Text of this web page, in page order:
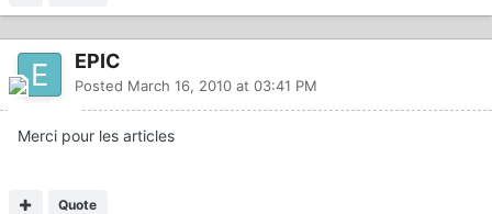
EPIC
Posted March 16, 2010 at 03:41 PM
Merci pour les articles
Quote